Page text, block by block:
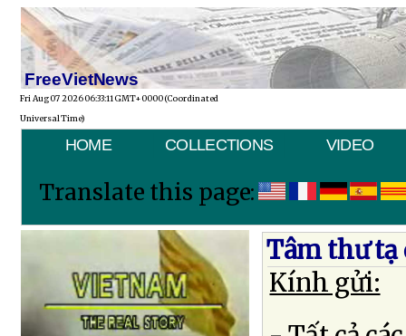
FreeVietNews
Fri Aug 07 2026 06:33:11 GMT+0000 (Coordinated
Universal Time)
HOME COLLECTIONS VIDEO
Translate this page:
Tâm thư tạ
Kính gửi: